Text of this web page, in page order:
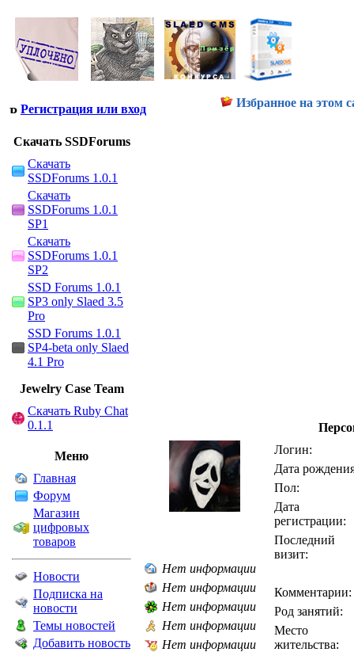
Регистрация или вход Избранное на этом
Скачать SSDForums
Скачать
SSDForums 1.0.1
Скачать
SSDForums 1.0.1
SP1
Скачать
SSDForums 1.0.1
SP2
SSD Forums 1.0.1
SP3 only Slaed 3.5
Pro
SSD Forums 1.0.1
SP4-beta only Slaed
4.1 Pro
Jewelry Сase Team
Скачать Ruby Chat
0.1.1
Меню
Главная
Форум
Магазин
цифровых
товаров
Новости
Подписка на
новости
Темы новостей
Добавить новость
Логин:
Дата
Пол:
Дата
регистрации:
Последний
визит:
Комментарии:
Род занятий:
Место
жительства:
Нет информации
Нет информации
Нет информации
Нет информации
Нет информации